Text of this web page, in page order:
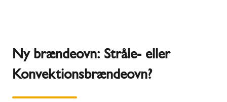
Ny brændeovn: Stråle- eller
Konvektionsbrændeovn?